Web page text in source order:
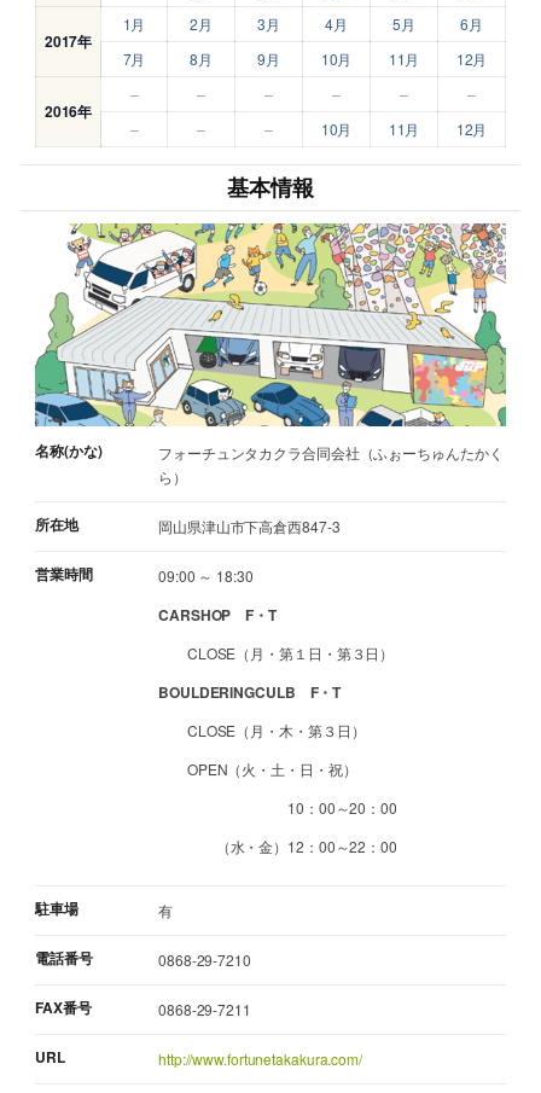
2017年
1月 2月 3月 4月 5月
6月
7月
8月 9月 10月 11月 12月
2016年
– – – – –
–
–
– – 10月 11月 12月
基本情報
名称(かな)
フォーチュンタカクラ合同会社（ふぉーちゅんたかく
ら）
所在地 岡山県津山市下高倉西847-3
営業時間 09:00 ～ 18:30
CARSHOP F・T
CLOSE（月・第１日・第３日）
BOULDERINGCULB F・T
CLOSE（月・木・第３日）
OPEN（火・土・日・祝）
10：00～20：00
（水・金）12：00～22：00
駐車場 有
電話番号 0868-29-7210
FAX番号 0868-29-7211
URL http://www.fortunetakakura.com/